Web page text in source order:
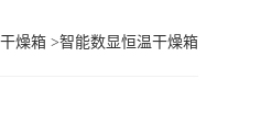
燥箱>智能数显恒温干燥箱